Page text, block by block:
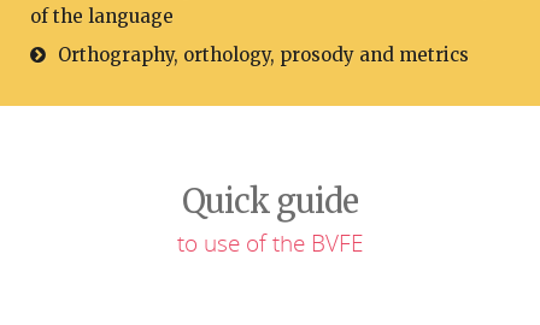
of the language
Orthography, orthology, prosody and metrics
Quick guide
to use of the BVFE